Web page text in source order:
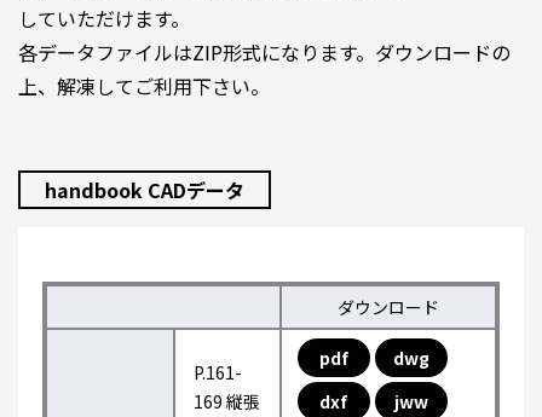
していただけます。
各データファイルはZIP形式になります。ダウンロードの
上、解凍してご利用下さい。
handbook CADデータ
ダウンロード
P.161-
169 縦張
pdf
dwg
dxf
jww